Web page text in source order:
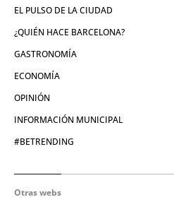
EL PULSO DE LA CIUDAD
¿QUIÉN HACE BARCELONA?
GASTRONOMÍA
ECONOMÍA
OPINIÓN
INFORMACIÓN MUNICIPAL
#BETRENDING
Otras webs